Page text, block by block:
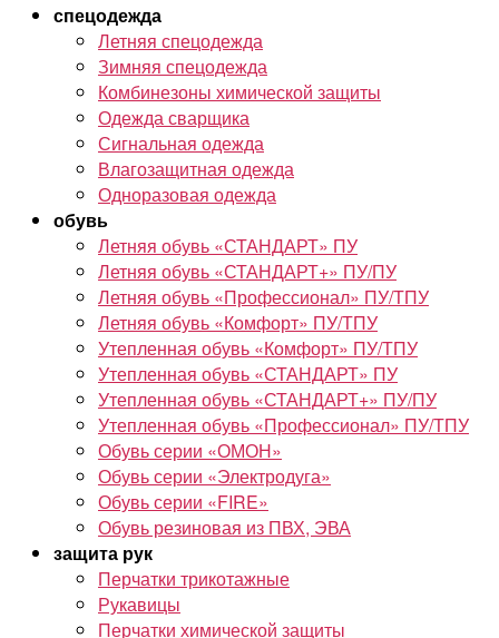
спецодежда
Летняя спецодежда
Зимняя спецодежда
Комбинезоны химической защиты
Одежда сварщика
Сигнальная одежда
Влагозащитная одежда
Одноразовая одежда
обувь
Летняя обувь «СТАНДАРТ» ПУ
Летняя обувь «СТАНДАРТ+» ПУ/ПУ
Летняя обувь «Профессионал» ПУ/ТПУ
Летняя обувь «Комфорт» ПУ/ТПУ
Утепленная обувь «Комфорт» ПУ/ТПУ
Утепленная обувь «СТАНДАРТ» ПУ
Утепленная обувь «СТАНДАРТ+» ПУ/ПУ
Утепленная обувь «Профессионал» ПУ/ТПУ
Обувь серии «ОМОН»
Обувь серии «Электродуга»
Обувь серии «FIRE»
Обувь резиновая из ПВХ, ЭВА
защита рук
Перчатки трикотажные
Рукавицы
Перчатки химической защиты